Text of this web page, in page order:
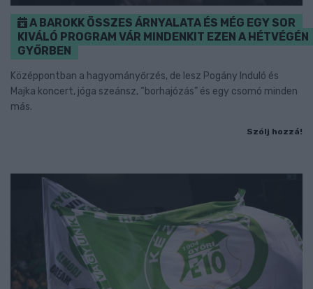
A BAROKK ÖSSZES ÁRNYALATA ÉS MÉG EGY SOR
KIVÁLÓ PROGRAM VÁR MINDENKIT EZEN A HÉTVÉGÉN
GYŐRBEN
Középpontban a hagyományőrzés, de lesz Pogány Induló és
Majka koncert, jóga szeánsz, “borhajózás” és egy csomó minden
más.
Szólj hozzá!